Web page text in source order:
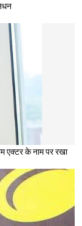
का नाम एक्टर के नाम पर रखा